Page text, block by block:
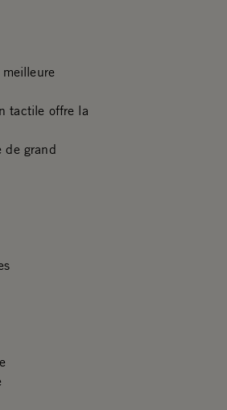
tactile offre la
de grand